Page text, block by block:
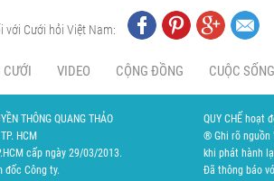
với Cưới hỏi Việt Nam:
CƯỚI VIDEO CỘNG ĐỒNG CUỘC
THÔNG QUANG THẢO
HCM
cấp ngày 29/03/2013.
đốc Công ty.
QUY CHẾ hoạt
® Ghi rõ nguồn
khi phát hành
Đã thông báo